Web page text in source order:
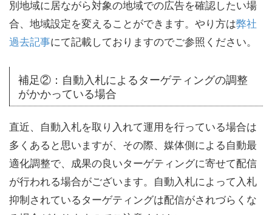
別地域に居ながら対象の地域での広告を確認したい場
合、地域設定を変えることができます。やり方は弊社
過去記事にて記載しておりますのでご参照ください。
補足②：自動入札によるターゲティングの調整
がかかっている場合
直近、自動入札を取り入れて運用を行っている場合は
多くあると思いますが、その際、媒体側による自動最
適化調整で、成果の良いターゲティングに寄せて配信
が行われる場合がございます。自動入札によって入札
抑制されているターゲティングは配信がされづらくな